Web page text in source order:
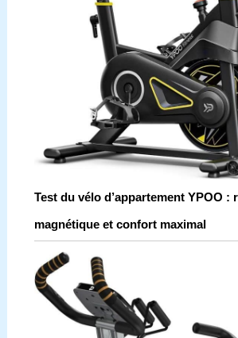
Test du vélo d’appartement YPOO :
magnétique et confort maximal